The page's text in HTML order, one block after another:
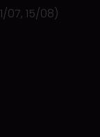
07, 15/08)